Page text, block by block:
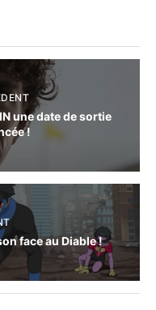
une date de sortie
!
face au Diable !